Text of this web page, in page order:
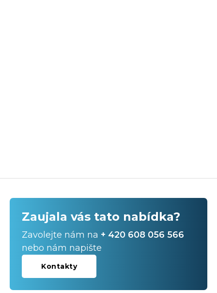
Zaujala vás tato nabídka?
Zavolejte nám na + 420 608 056 566
nebo nám napište
Kontakty